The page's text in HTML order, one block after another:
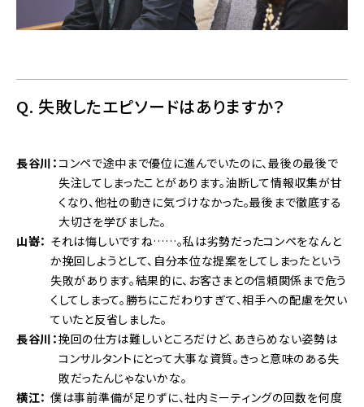
Q. 失敗したエピソードはありますか？
長谷川 コンペで途中まで優位に進んでいたのに、最後の最後で
失注してしまったことがあります。油断して情報収集が甘
くなり、他社の動きに気づけなかった。最後まで徹底する
大切さを学びました。
山嵜
それは悔しいですね……。私は劣勢だったコンペをなんと
か挽回しようとして、自分本位な提案をしてしまったという
失敗があります。結果的に、お客さまとの信頼関係まで危う
くしてしまって。勝ちにこだわりすぎて、相手への配慮を欠い
ていたと反省しました。
長谷川 挽回の仕方は難しいところだけど、あきらめない姿勢は
コンサルタントにとって大事な資質。きっと意味のある失
敗だったんじゃないかな。
横江
僕は事前準備が足りずに、社内ミーティングの回数を何度